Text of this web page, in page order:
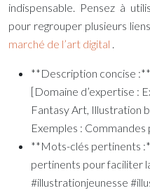
indispensable. Pensez à
pour regrouper plusieurs
marché de l’art digital .
**Description concise
[Domaine d’expertise :
Fantasy Art, Illustration
Exemples : Commandes
**Mots-clés pertinents
pertinents pour faciliter
#illustrationjeunesse